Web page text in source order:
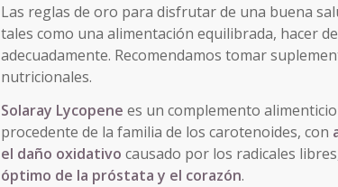
Las reglas de oro para disfrutar de una buena
tales como una alimentación equilibrada, hacer
adecuadamente. Recomendamos tomar
nutricionales.
Solaray Lycopenees un complemento
procedente de la familia de los carotenoides, con
el daño oxidativo causado por los radicales
óptimo de la próstata y el corazón.